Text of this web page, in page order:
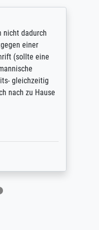
nicht dadurch
einer
(sollte eine
gleichzeitig
nach zu Hause